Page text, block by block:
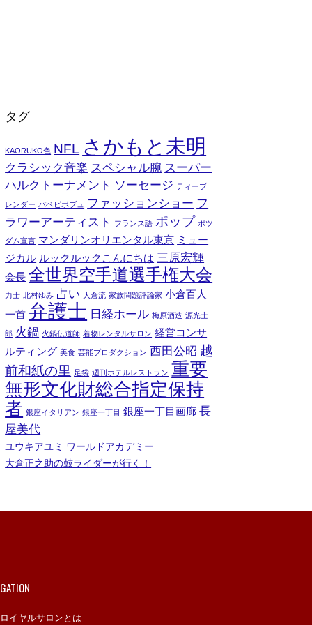
タグ
KAORUKO色 NFL さかもと未明
クラシック音楽 スペシャル腕 スーパー
ハルクトーナメント ソーセージ ティーブ
レンダー バベビボブュ ファッションショー フ
ラワーアーティスト
フランス語 ポップ ポツ
ダム宣言 マンダリンオリエンタル東京 ミュー
ジカル ルックルックこんにちは 三原宏輝
会長 全世界空手道選手権大会
力士 北村ゆみ 占い 大倉流 家族問題評論家 小倉百人
一首 弁護士 日経ホール 梅原酒造 源光士
郎 火鍋 火鍋伝道師 着物レンタルサロン 経営コンサ
ルティング 美食 芸能プロダクション 西田公昭 越
前和紙の里 足袋 週刊ホテルレストラン 重要
無形文化財総合指定保持
者 銀座イタリアン 銀座一丁目 銀座一丁目画廊 長
屋美代
ユウキアユミ ワールドアカデミー
大倉正之助の鼓ライダーが行く！
イヤルサロンとは